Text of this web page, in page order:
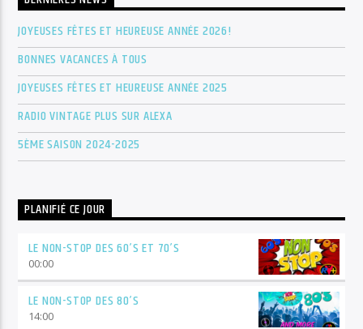
JOYEUSES FÊTES ET HEUREUSE ANNÉE 2026!
BONNES VACANCES À TOUS
JOYEUSES FÊTES ET HEUREUSE ANNÉE 2025
RADIO VINTAGE PLUS SUR ALEXA
5ÈME SAISON 2024-2025
PLANIFIÉ CE JOUR
LE NON-STOP DES 60’S ET 70’S
00:00
LE NON-STOP DES 80’S
14:00